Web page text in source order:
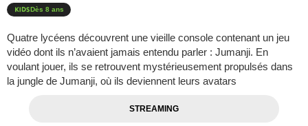
Dès 8 ans
Quatre lycéens découvrent une vieille console contenant un jeu
vidéo dont ils n’avaient jamais entendu parler : Jumanji. En
voulant jouer, ils se retrouvent mystérieusement propulsés dans
la jungle de Jumanji, où ils deviennent leurs avatars
STREAMING